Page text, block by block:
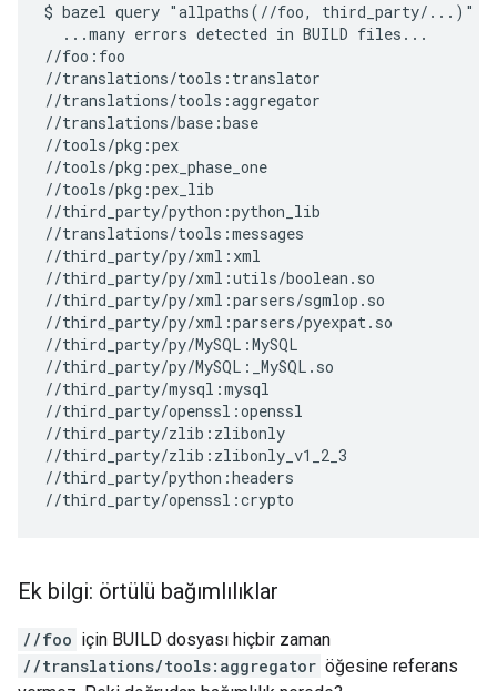
$ bazel query "allpaths(//foo, third_party/...)"
  ...many errors detected in BUILD files...
//foo:foo
//translations/tools:translator
//translations/tools:aggregator
//translations/base:base
//tools/pkg:pex
//tools/pkg:pex_phase_one
//tools/pkg:pex_lib
//third_party/python:python_lib
//translations/tools:messages
//third_party/py/xml:xml
//third_party/py/xml:utils/boolean.so
//third_party/py/xml:parsers/sgmlop.so
//third_party/py/xml:parsers/pyexpat.so
//third_party/py/MySQL:MySQL
//third_party/py/MySQL:_MySQL.so
//third_party/mysql:mysql
//third_party/openssl:openssl
//third_party/zlib:zlibonly
//third_party/zlib:zlibonly_v1_2_3
//third_party/python:headers
Ek bilgi: örtülü bağımlılıklar
//foo için BUILD dosyası hiçbir zaman
//translations/tools:aggregator öğesine referans